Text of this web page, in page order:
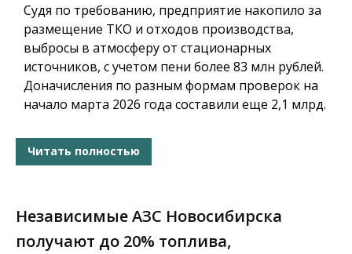
Судя по требованию, предприятие накопило за
размещение ТКО и отходов производства,
выбросы в атмосферу от стационарных
источников, с учетом пени более 83 млн рублей.
Доначисления по разным формам проверок на
начало марта 2026 года составили еще 2,1 млрд.
Читать полностью
Независимые АЗС Новосибирска
получают до 20% топлива,